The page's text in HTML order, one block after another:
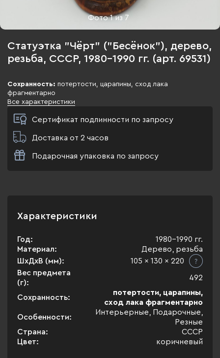
Фото1из7
Статуэтка "Чёрт" ("Бесёнок"), дерево,
резьба, СССР, 1980-1990 гг. (арт. 69531)
Сохранность: потертости, царапины, сход лака
фрагментарно
Все характеристики
Сертификат подлинности по запросу
Доставка от 2 часов
Подарочная упаковка по запросу
Характеристики
Год:
1980-1990 гг.
Материал:
Дерево, резьба
ШхДхВ (мм):
105 x 130 x 220
Вес предмета
(г):
492
Сохранность:
потертости, царапины,
сход лака фрагментарно
Особенности:
Интерьерные, Подарочные,
Резные
Страна:
СССР
Цвет:
коричневый